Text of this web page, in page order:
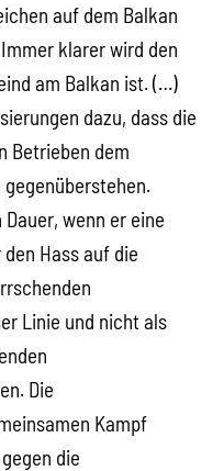
auf dem Balkan
klarer wird den
am Balkan ist. (…)
dazu, dass die
Betrieben dem
wenn er eine
Hass auf die
Linie und nicht als
Die
Kampf
die